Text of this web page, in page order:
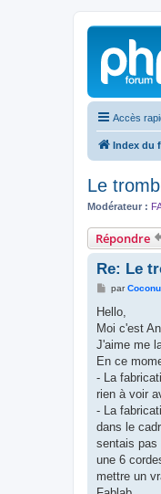
Accès
Index du
Le
Modérateur :
Répondre
Re: Le
M
s
a
g
par
Hello,
Moi c'est
J'aime me
En ce
- La
rien à voir
- La
dans le
sentais pas
une 6
mettre un